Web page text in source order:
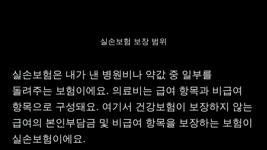
해외전화 : +82-2-6975-9000
개인정보
신용정보활용체제
이용자유의사항
보호금융상품등록부
상품공시실
공지사항
준법제보
경영공시
직원 고충 접수
실손보험 보장 범위
실손보험은 내가 낸 병원비나 약값 중 일부를
돌려주는 보험이에요. 의료비는 급여 항목과 비급여
항목으로 구성돼요. 여기서 건강보험이 보장하지 않는
급여의 본인부담금 및 비급여 항목을 보장하는 보험이
실손보험이에요.